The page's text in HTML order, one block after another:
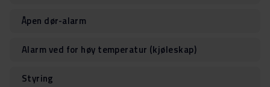
Åpen dør-alarm
Alarm ved for høy temperatur (kjøleskap)
Styring